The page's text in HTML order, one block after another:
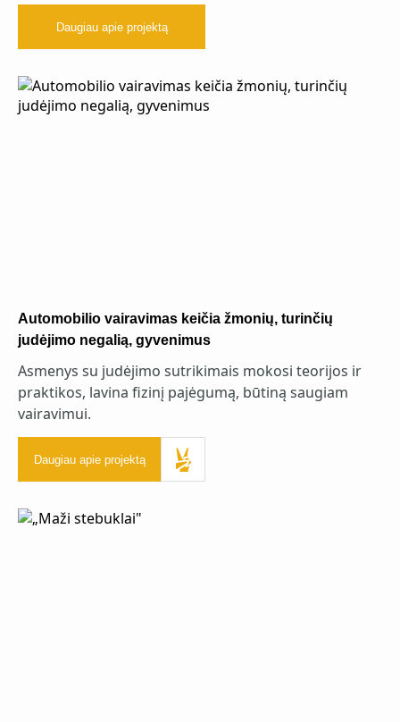
Daugiau apie projektą
Automobilio vairavimas keičia žmonių, turinčių
judėjimo negalią, gyvenimus
Asmenys su judėjimo sutrikimais mokosi teorijos ir
praktikos, lavina fizinį pajėgumą, būtiną saugiam
vairavimui.
Daugiau apie projektą